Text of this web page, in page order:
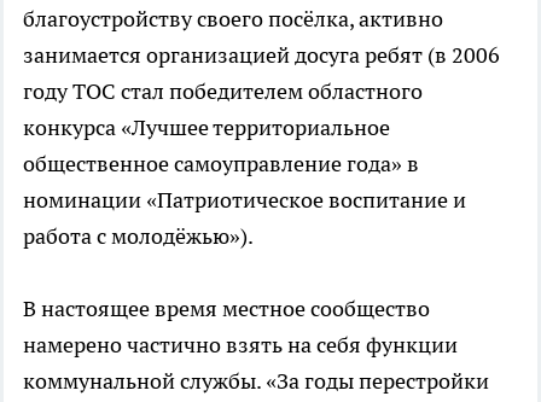
благоустройству своего посёлка, активно
занимается организацией досуга ребят (в 2006
году ТОС стал победителем областного
конкурса «Лучшее территориальное
общественное самоуправление года» в
номинации «Патриотическое воспитание и
работа с молодёжью»).
В настоящее время местное сообщество
намерено частично взять на себя функции
коммунальной службы. «За годы перестройки